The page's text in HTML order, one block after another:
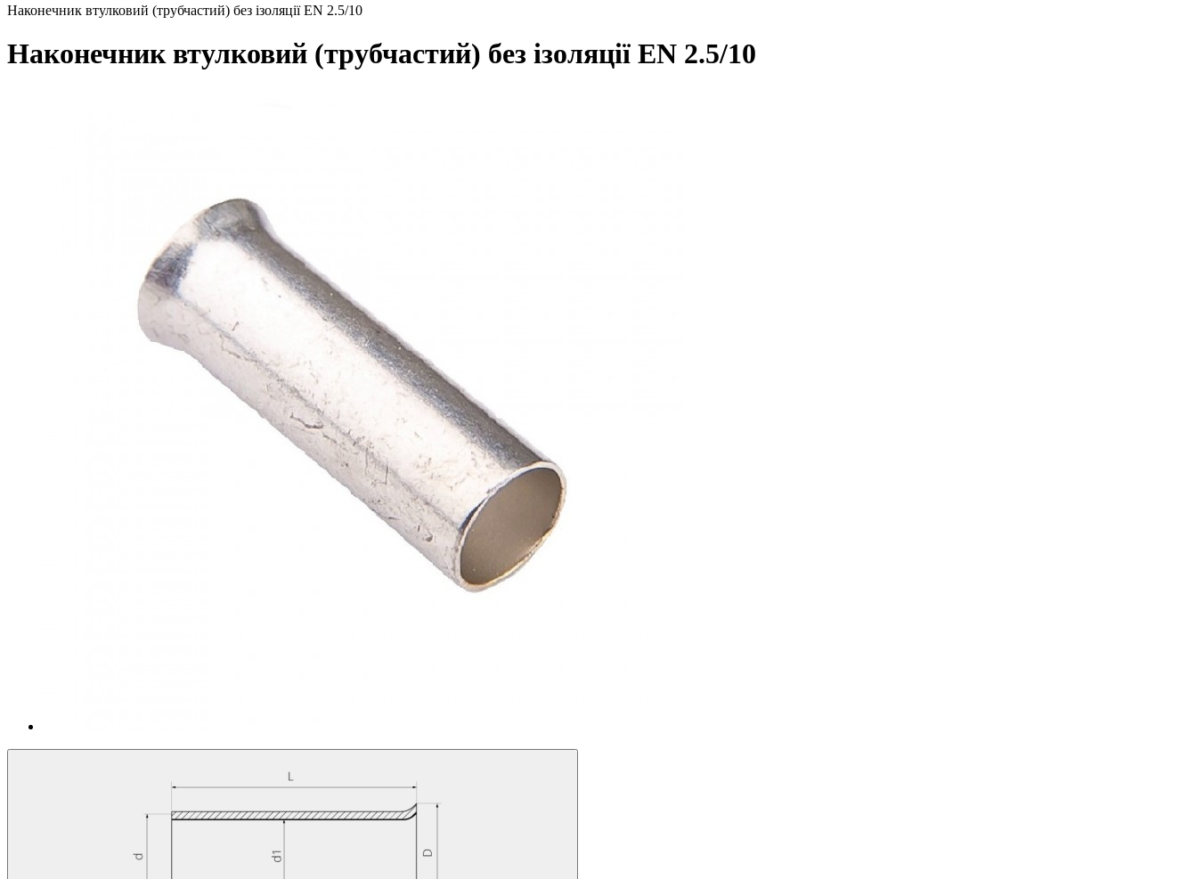
Наконечник втулковий (трубчастий) без ізоляції EN 2.5/10
Наконечник втулковий (трубчастий) без ізоляції EN 2.5/10